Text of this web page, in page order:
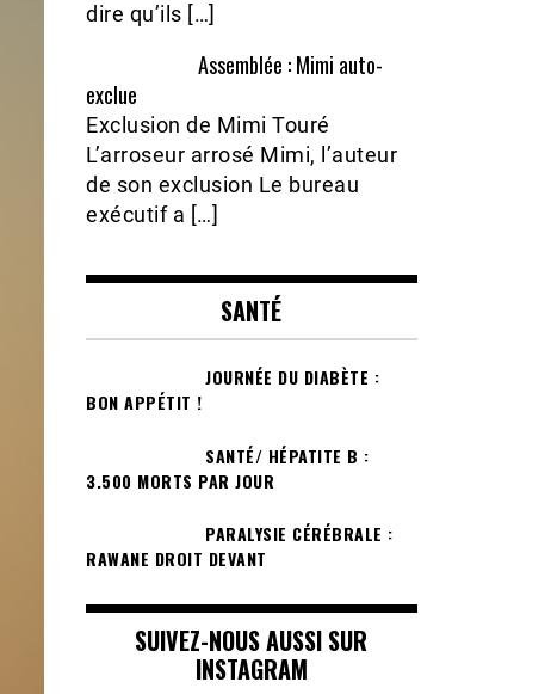
dire qu’ils […]
Assemblée : Mimi auto-
exclue
Exclusion de Mimi Touré
L’arroseur arrosé Mimi, l’auteur
de son exclusion Le bureau
exécutif a […]
SANTÉ
JOURNÉE DU DIABÈTE :
BON APPÉTIT !
SANTÉ/ HÉPATITE B :
3.500 MORTS PAR JOUR
PARALYSIE CÉRÉBRALE :
RAWANE DROIT DEVANT
SUIVEZ-NOUS AUSSI SUR
INSTAGRAM